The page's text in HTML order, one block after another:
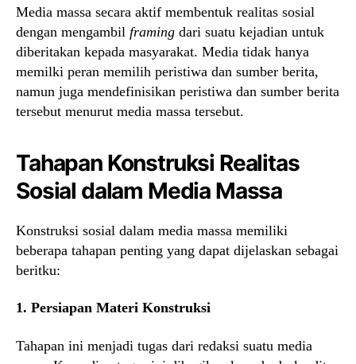
Media massa secara aktif membentuk realitas sosial
dengan mengambil framing dari suatu kejadian untuk
diberitakan kepada masyarakat. Media tidak hanya
memilki peran memilih peristiwa dan sumber berita,
namun juga mendefinisikan peristiwa dan sumber berita
tersebut menurut media massa tersebut.
Tahapan Konstruksi Realitas
Sosial dalam Media Massa
Konstruksi sosial dalam media massa memiliki
beberapa tahapan penting yang dapat dijelaskan sebagai
beritku:
1. Persiapan Materi Konstruksi
Tahapan ini menjadi tugas dari redaksi suatu media